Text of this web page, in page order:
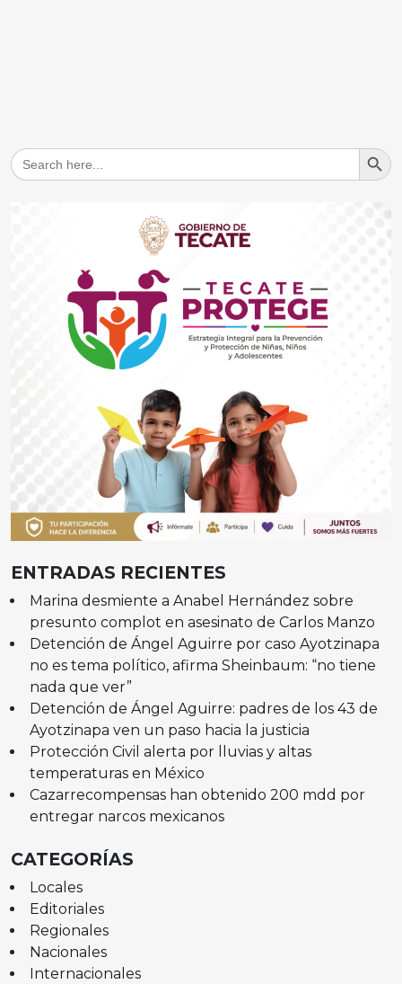
Search
for:
Search
ENTRADAS RECIENTES
Marina desmiente a Anabel Hernández sobre
presunto complot en asesinato de Carlos Manzo
Detención de Ángel Aguirre por caso Ayotzinapa
no es tema político, afirma Sheinbaum: “no tiene
nada que ver”
Detención de Ángel Aguirre: padres de los 43 de
Ayotzinapa ven un paso hacia la justicia
Protección Civil alerta por lluvias y altas
temperaturas en México
Cazarrecompensas han obtenido 200 mdd por
entregar narcos mexicanos
CATEGORÍAS
Locales
Editoriales
Regionales
Nacionales
Internacionales